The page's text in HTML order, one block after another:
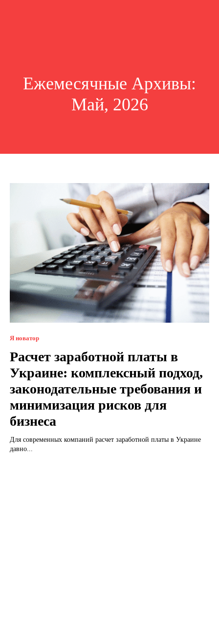
Ежемесячные Архивы:
Май, 2026
Я новатор
Расчет заработной платы в
Украине: комплексный подход,
законодательные требования и
минимизация рисков для
бизнеса
Для современных компаний расчет заработной платы в Украине
давно...